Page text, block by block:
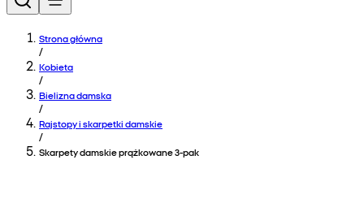
Strona główna
/
Kobieta
/
Bielizna damska
/
Rajstopy i skarpetki damskie
/
Skarpety damskie prążkowane 3-pak